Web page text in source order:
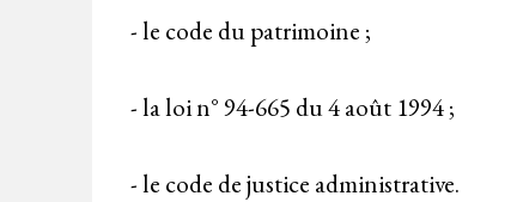
- le code du patrimoine ;
- la loi n° 94-665 du 4 août 1994 ;
- le code de justice administrative.